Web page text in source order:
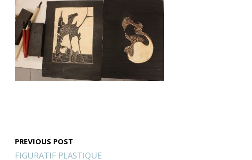
PREVIOUS POST
FIGURATIF PLASTIQUE